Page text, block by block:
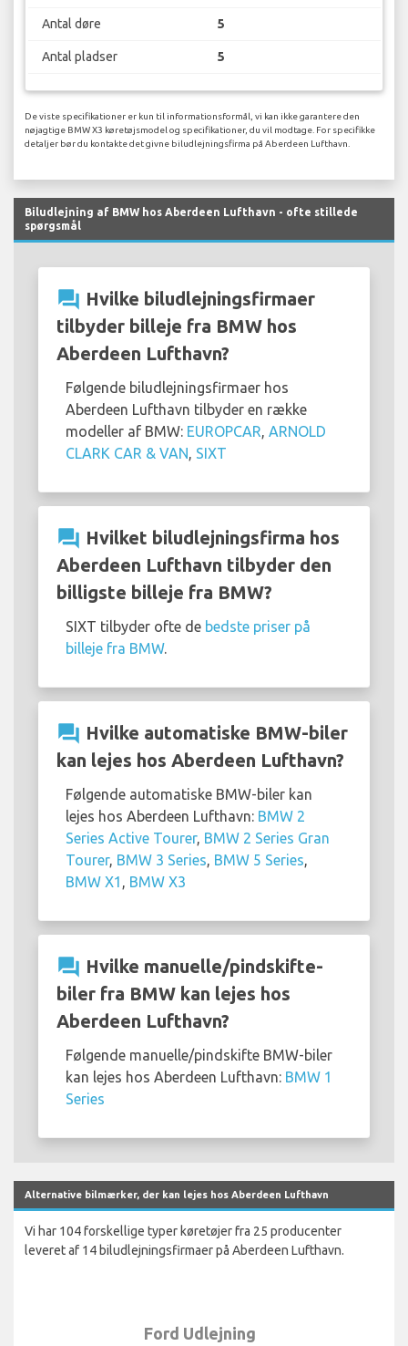
Antal døre 5
Antal pladser 5
De viste specifikationer er kun til informationsformål, vi kan ikke garantere den
nøjagtige BMW X3 køretøjsmodel og specifikationer, du vil modtage. For specifikke
detaljer bør du kontakte det givne biludlejningsfirma på Aberdeen Lufthavn.
Biludlejning af BMW hos Aberdeen Lufthavn - ofte stillede
spørgsmål
question_answer Hvilke biludlejningsfirmaer
tilbyder billeje fra BMW hos
Aberdeen Lufthavn?
Følgende biludlejningsfirmaer hos
Aberdeen Lufthavn tilbyder en række
modeller af BMW: EUROPCAR ARNOLD
CLARK CAR & VAN SIXT
question_answer Hvilket biludlejningsfirma hos
Aberdeen Lufthavn tilbyder den
billigste billeje fra BMW?
SIXT tilbyder ofte de bedste priser på
billeje fra BMW.
question_answer Hvilke automatiske BMW-biler
kan lejes hos Aberdeen Lufthavn?
Følgende automatiske BMW-biler kan
lejes hos Aberdeen Lufthavn: BMW 2
Series Active Tourer, BMW 2 Series Gran
Tourer, BMW 3 Series BMW 5 Series
BMW X1
BMW X3
question_answer Hvilke manuelle/pindskifte-
biler fra BMW kan lejes hos
Aberdeen Lufthavn?
Følgende manuelle/pindskifte BMW-biler
kan lejes hos Aberdeen Lufthavn: BMW 1
Series
Alternative bilmærker, der kan lejes hos Aberdeen Lufthavn
Vi har 104 forskellige typer køretøjer fra 25 producenter
leveret af 14 biludlejningsfirmaer på Aberdeen Lufthavn.
Ford Udlejning